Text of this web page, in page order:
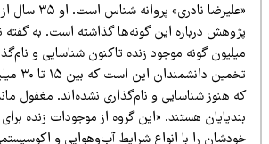
«علیرضا نادری» پروانه شناس
درباره این گونه‌ها گذاشته است. به گفته
گونه موجود زنده تاکنون شناسایی و نام‌گذاری
تخمین دانشمندان این
هنوز شناسایی و نام‌گذاری نشده‌اند. مغفول مانده‌ها،
هستند. «این گروه از موجودات زنده برای
را با انواع شرایط آب‌وهوایی و اکوسیستمی